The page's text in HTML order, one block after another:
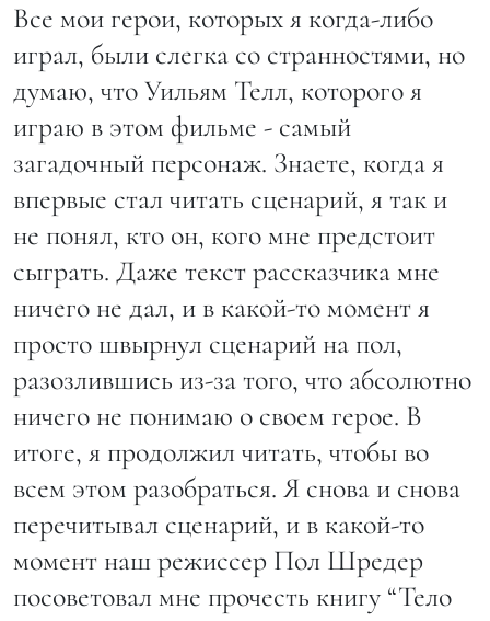
Все мои герои, которых я когда-либо
играл, были слегка со странностями, но
думаю, что Уильям Телл, которого я
играю в этом фильме - самый
загадочный персонаж. Знаете, когда я
впервые стал читать сценарий, я так и
не понял, кто он, кого мне предстоит
сыграть. Даже текст рассказчика мне
ничего не дал, и в какой-то момент я
просто швырнул сценарий на пол,
разозлившись из-за того, что абсолютно
ничего не понимаю о своем герое. В
итоге, я продолжил читать, чтобы во
всем этом разобраться. Я снова и снова
перечитывал сценарий, и в какой-то
момент наш режиссер Пол Шредер
посоветовал мне прочесть книгу “Тело